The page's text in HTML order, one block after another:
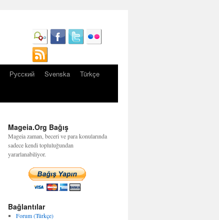
Русский Svenska
Türkçe
Mageia.Org Bağış
Mageia zaman, beceri ve para konularında
sadece kendi topluluğundan
yararlanabiliyor.
Bağlantılar
Forum (Türkçe)